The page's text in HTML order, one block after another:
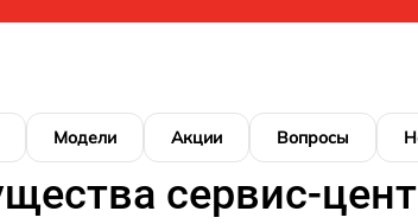
Модели Акции Вопросы
сервис-